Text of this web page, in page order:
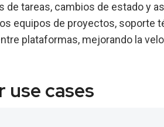
de tareas, cambios de estado y
equipos de proyectos, soporte
plataformas, mejorando la
use cases